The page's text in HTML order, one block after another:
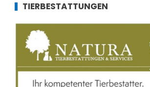
TIERBESTATTUNGEN